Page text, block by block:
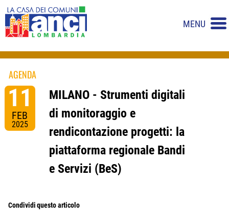
MENU
AGENDA
11
FEB
2025
MILANO - Strumenti digitali
di monitoraggio e
rendicontazione progetti: la
piattaforma regionale Bandi
e Servizi (BeS)
Condividi questo articolo